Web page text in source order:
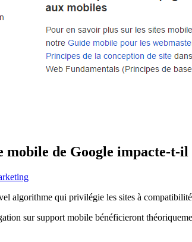
de Google impacte-t-il
algorithme qui privilégie les sites à compatibilité
sur support mobile bénéficieront